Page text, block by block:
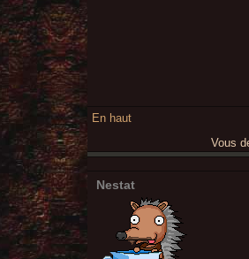
En haut
Vous
Nestat